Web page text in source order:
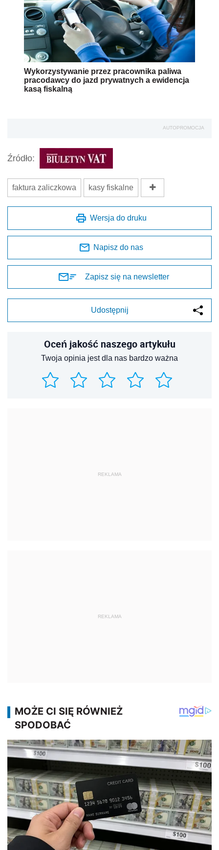
Wykorzystywanie przez pracownika paliwa
pracodawcy do jazd prywatnych a ewidencja
kasą fiskalną
AUTOPROMOCJA
Źródło:
faktura zaliczkowa kasy fiskalne
Wersja do druku
Napisz do nas
Zapisz się na newsletter
Udostępnij
Oceń jakość naszego artykułu
Twoja opinia jest dla nas bardzo ważna
REKLAMA
REKLAMA